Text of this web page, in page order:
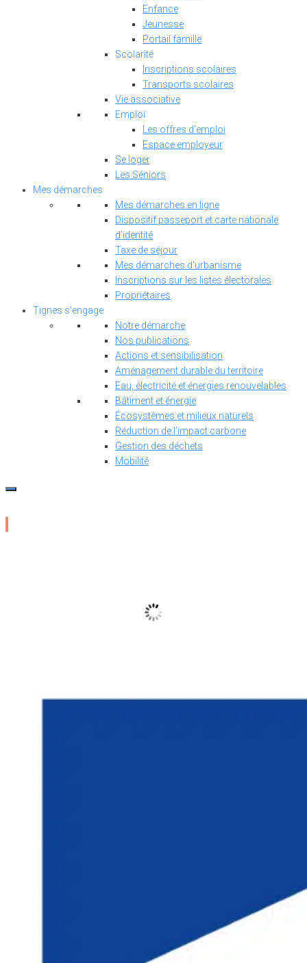
Enfance
Jeunesse
Portail famille
Scolarité
Inscriptions scolaires
Transports scolaires
Vie associative
Emploi
Les offres d’emploi
Espace employeur
Se loger
Les Séniors
Mes démarches
Mes démarches en ligne
Dispositif passeport et carte nationale
d’identité
Taxe de séjour
Mes démarches d'urbanisme
Inscriptions sur les listes électorales
Propriétaires
Tignes s’engage
Notre démarche
Nos publications
Actions et sensibilisation
Aménagement durable du territoire
Eau, électricité et énergies renouvelables
Bâtiment et énergie
Écosystèmes et milieux naturels
Réduction de l’impact carbone
Gestion des déchets
Mobilité